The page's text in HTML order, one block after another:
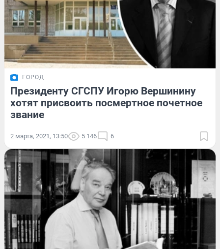
ГОРОД
Президенту СГСПУ Игорю Вершинину
хотят присвоить посмертное почетное
звание
2 марта, 2021, 13:50 5 146 6